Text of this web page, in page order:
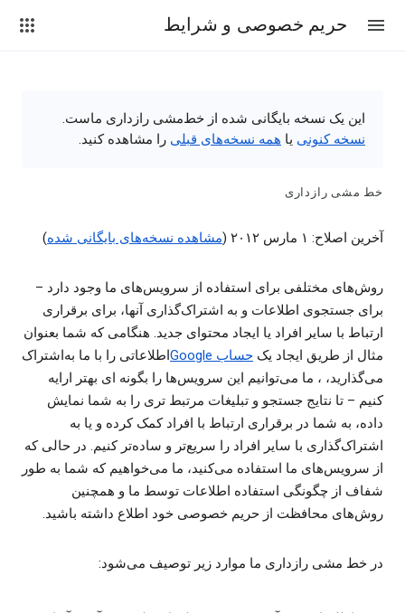
حریم خصوصی و شرایط
این یک نسخه بایگانی شده از خط‌مشی رازداری ماست.
نسخه کنونی یا همه نسخه‌های قبلی را مشاهده کنید.
خط مشی رازداری
آخرین اصلاح: ۱ مارس ۲۰۱۲ ( مشاهده نسخه‌های بایگانی شده)
روش‌های مختلفی برای استفاده از سرویس‌های ما وجود دارد –
برای جستجوی اطلاعات و به اشتراک‌گذاری آنها، برای برقراری
ارتباط با سایر افراد یا ایجاد محتوای جدید. هنگامی که شما بعنوان
مثال از طریق ایجاد یک حساب Google
اطلاعاتی را با ما به‌اشتراک
می‌گذارید، ، ما می‌توانیم این سرویس‌ها را بگونه ای بهتر ارایه
کنیم – تا نتایج جستجو و تبلیغات مرتبط‌ تری را به شما نمایش
داده، به شما در برقراری ارتباط با افراد کمک کرده و یا به
اشتراک‌گذاری با سایر افراد را سریع‌تر و ساده‌تر کنیم. در حالی که
از سرویس‌های ما استفاده می‌کنید، ما می‌خواهیم که شما به طور
شفاف از چگونگی استفاده اطلاعات توسط ما و همچنین
روش‌های محافظت از حریم خصوصی خود اطلاع داشته باشید.
در خط مشی رازداری ما موارد زیر توصیف می‌شود: